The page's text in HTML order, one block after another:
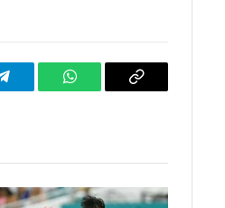
TelegramWhatsAppCopiar